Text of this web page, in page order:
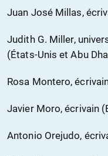
Juan José Millas,
Judith G. Miller,
(États-Unis et Abu
Rosa Montero,
Javier Moro, écrivain
Antonio Orejudo,